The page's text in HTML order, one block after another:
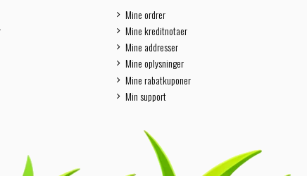
Mine ordrer
Mine kreditnotaer
Mine addresser
Mine oplysninger
Mine rabatkuponer
Min support